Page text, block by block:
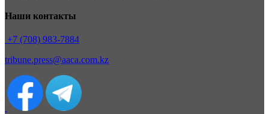
Наши контакты
+7 (708) 983-7884
tribune.press@aaca.com.kz